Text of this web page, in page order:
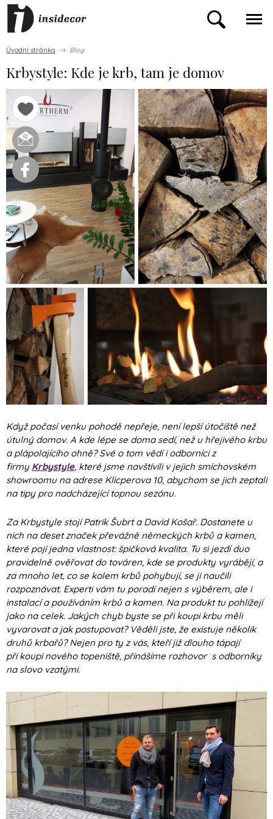
Úvodní stránka Blog
Krbystyle: Kde je krb, tam je domov
Když počasí venku pohodě nepřeje, není lepší útočiště než
útulný domov. A kde lépe se doma sedí, než u hřejivého krbu
a plápolajícího ohně? Své o tom vědí i odborníci z
firmy Krbystyle, které jsme navštívili v jejich smíchovském
showroomu na adrese Klicperova 10, abychom se jich zeptali
na tipy pro nadcházející topnou sezónu.
Za Krbystyle stojí Patrik Šubrt a David Košař. Dostanete u
nich na deset značek převážně německých krbů a kamen,
které pojí jedna vlastnost: špičková kvalita. Tu si jezdí duo
pravidelně ověřovat do továren, kde se produkty vyrábějí, a
za mnoho let, co se kolem krbů pohybují, se ji naučili
rozpoznávat. Experti vám tu poradí nejen s výběrem, ale i
instalací a používáním krbů a kamen. Na produkt tu pohlížejí
jako na celek. Jakých chyb byste se při koupi krbu měli
vyvarovat a jak postupovat? Věděli jste, že existuje několik
druhů krbařů? Nejen pro ty z vás, kteří již dlouho tápají
při koupi nového topeniště, přinášíme rozhovor s odborníky
na slovo vzatými.